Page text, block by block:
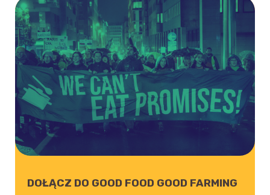
DOŁĄCZ DO GOOD FOOD GOOD FARMING